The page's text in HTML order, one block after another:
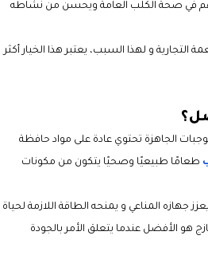
في صحة الكلب العامة ويحسن من نشاطه
و لهذا السبب، يعتبر هذا الخيار أكثر
الجاهزة تحتوي عادة على مواد حافظة
طعامًا طبيعيًا وصحيًا يتكون من مكونات
المناعي و يمنحه الطاقة اللازمة لحياة
هو الأفضل عندما يتعلق الأمر بالجودة